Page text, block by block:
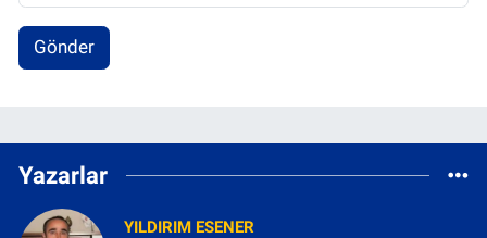
Gönder
Yazarlar
YILDIRIM ESENER